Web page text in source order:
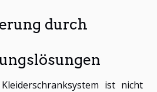
durch
ist nicht